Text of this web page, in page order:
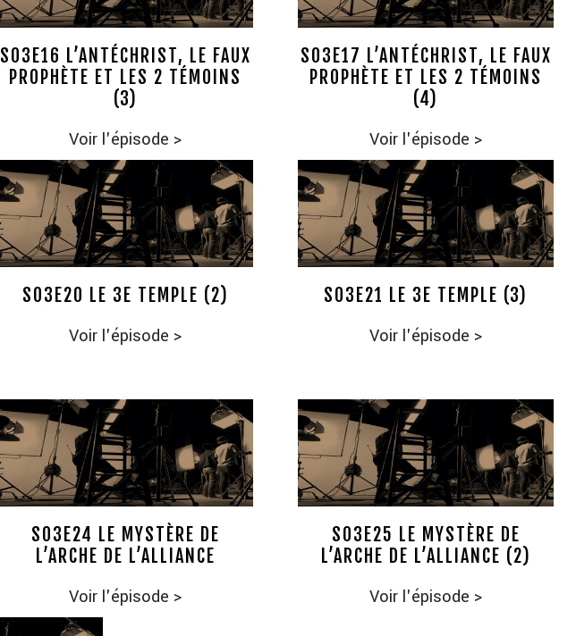
S03E16 L’ANTÉCHRIST, LE FAUX
PROPHÈTE ET LES 2 TÉMOINS
(3)
Voir l'épisode >
S03E17 L’ANTÉCHRIST, LE FAUX
PROPHÈTE ET LES 2 TÉMOINS
(4)
Voir l'épisode >
S03E20 LE 3E TEMPLE (2)
Voir l'épisode >
S03E21 LE 3E TEMPLE (3)
Voir l'épisode >
S03E24 LE MYSTÈRE DE
L’ARCHE DE L’ALLIANCE
Voir l'épisode >
S03E25 LE MYSTÈRE DE
L’ARCHE DE L’ALLIANCE (2)
Voir l'épisode >